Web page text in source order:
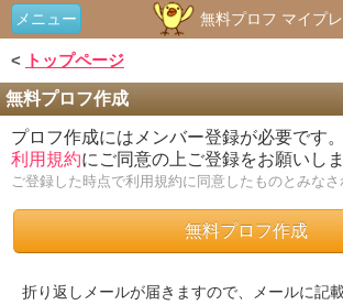
メニュー 無料プロフ マイプレ
< トップページ
無料プロフ作成
プロフ作成にはメンバー登録が必要です。
利用規約にご同意の上ご登録をお願いしま
ご登録した時点で利用規約に同意したものとみなさ
無料プロフ作成
折り返しメールが届きますので、メールに記